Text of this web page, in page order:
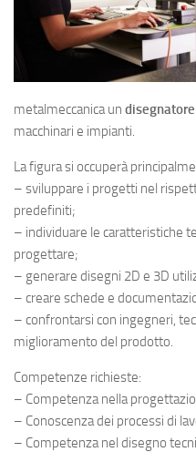
metalmeccanica un
macchinari e impianti.
La figura si occuperà
– sviluppare i progetti nel
predefiniti;
– individuare le caratteristiche
progettare;
– generare disegni 2D e 3D
– creare schede e
– confrontarsi con ingegneri,
miglioramento del prodotto.
Competenze richieste:
– Competenza nella
– Conoscenza dei processi di
– Competenza nel disegno